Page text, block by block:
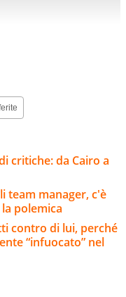
critiche: da Cairo a
team manager, c'è
polemica
contro di lui, perché
“infuocato” nel